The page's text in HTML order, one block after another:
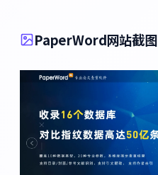
PaperWord网站截图